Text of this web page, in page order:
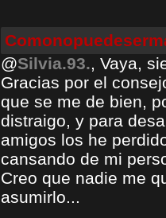
@Silvia.93., Vaya,
Gracias por el
que se me de bien,
distraigo, y para
amigos los he
cansando de mi
Creo que nadie me
asumirlo...